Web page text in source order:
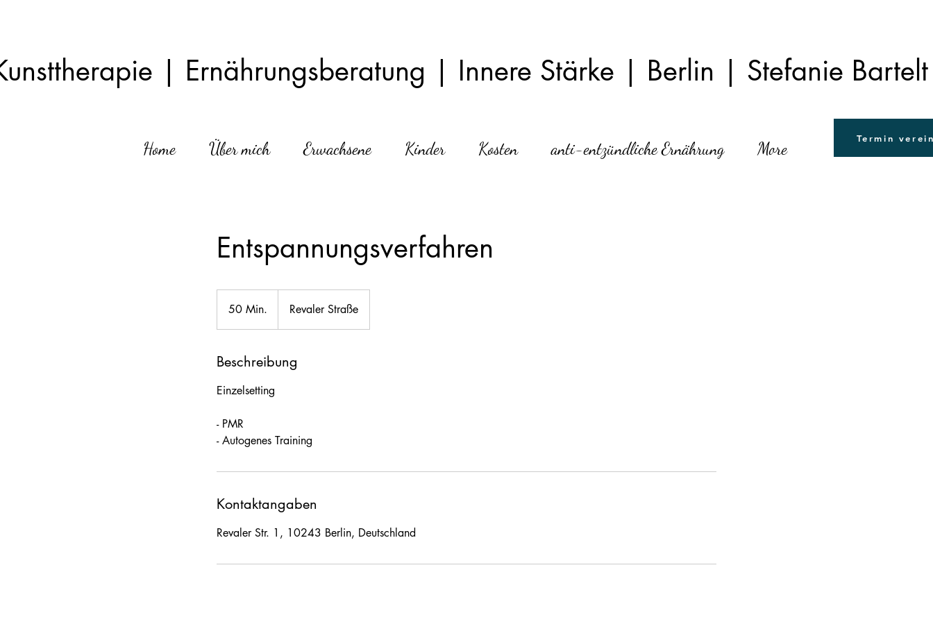
| Ernährungsberatung | Innere Stärke | Berlin | Stefanie Bartelt
Home Über mich Erwachsene Kinder Kosten anti-entzündliche Ernährung More
Termin
Entspannungsverfahren
50 Min.
0
i
.
Revaler Straße
Beschreibung
Einzelsetting
- PMR
- Autogenes Training
Kontaktangaben
Revaler Str. 1, 10243 Berlin, Deutschland